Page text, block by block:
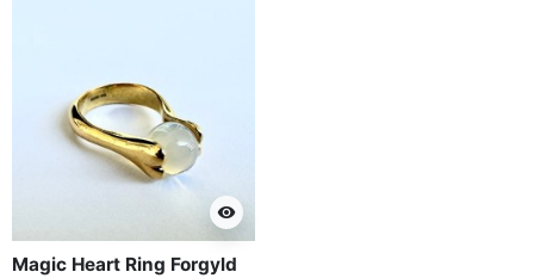
visibility
Magic Heart Ring Forgyld